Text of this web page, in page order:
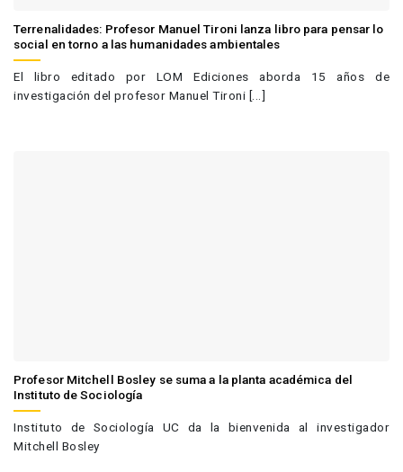
Terrenalidades: Profesor Manuel Tironi lanza libro para pensar lo
social en torno a las humanidades ambientales
El libro editado por LOM Ediciones aborda 15 años de
investigación del profesor Manuel Tironi [...]
Profesor Mitchell Bosley se suma a la planta académica del
Instituto de Sociología
Instituto de Sociología UC da la bienvenida al investigador
Mitchell Bosley